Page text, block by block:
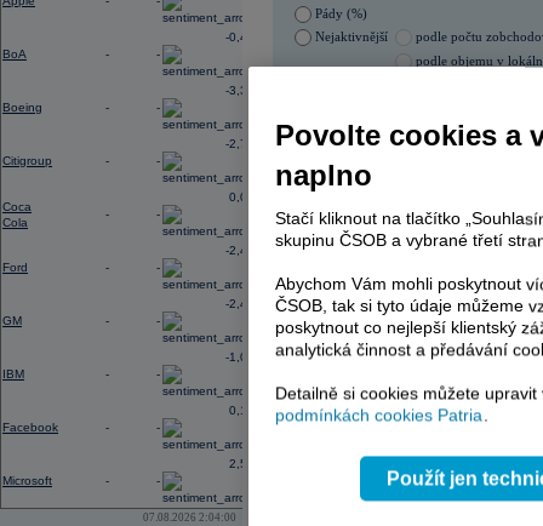
BoA - -
-0,40
Boeing - -
-3,33
Citigroup - -
-2,78
Coca
Cola
- -
0,02
Ford - -
-2,41
GM - -
-2,49
IBM - -
-1,06
Facebook - -
0,19
Microsoft - -
2,54
07.08.2026 2:04:00
Pády (%)
Nejaktivnější
podle počtu
podle objemu v
PHILIP MORRIS ČR
TMR
AD index - vývoj
Region
select
Odeslat
Povolte cookies a
naplno
Stačí kliknout na tlačítko
skupinu ČSOB a vybrané třetí
Abychom Vám mohli poskytnout
ČSOB, tak si tyto údaje můžeme
poskytnout co nejlepší klientský
analytická činnost a předávání
Detailně si cookies můžete
podmínkách cookies Patria.
Použít jen